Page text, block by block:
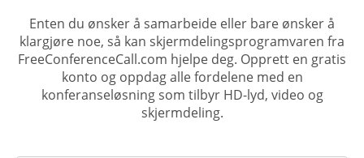
Enten du ønsker å samarbeide eller bare ønsker å
klargjøre noe, så kan skjermdelingsprogramvaren fra
FreeConferenceCall.com hjelpe deg. Opprett en gratis
konto og oppdag alle fordelene med en
konferanseløsning som tilbyr HD-lyd, video og
skjermdeling.